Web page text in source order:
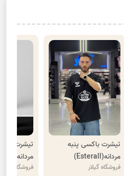
تیشرت باکسی پنبه
مردانه(Esterall)
فروشگاه گیلار
تیشرت
مردانه(Atend out)
فروشگاه گیلار